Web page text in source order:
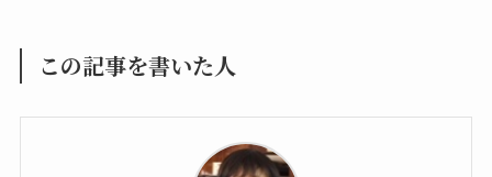
この記事を書いた人